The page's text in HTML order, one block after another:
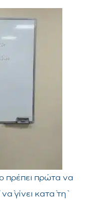
πρέπει πρώτα να
γίνει κατὰ τὴ